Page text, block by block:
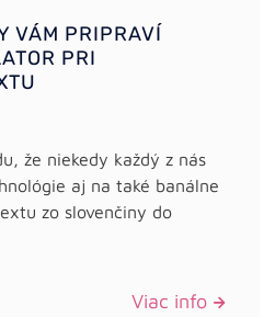
VÁM PRIPRAVÍ
PRI
že niekedy každý z nás
aj na také banálne
zo slovenčiny do
Viac info